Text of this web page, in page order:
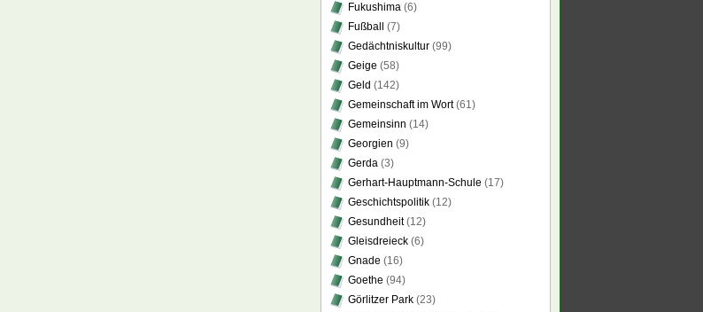
Fukushima (6)
Fußball
(7)
Gedächtniskultur (99)
Geige (58)
Geld (142)
Gemeinschaft im Wort(61)
Gemeinsinn (14)
Georgien (9)
Gerda (3)
Gerhart-Hauptmann-Schule (17)
Geschichtspolitik (12)
Gesundheit(12)
Gleisdreieck (6)
Gnade (16)
Goethe (94)
Görlitzer Park (23)